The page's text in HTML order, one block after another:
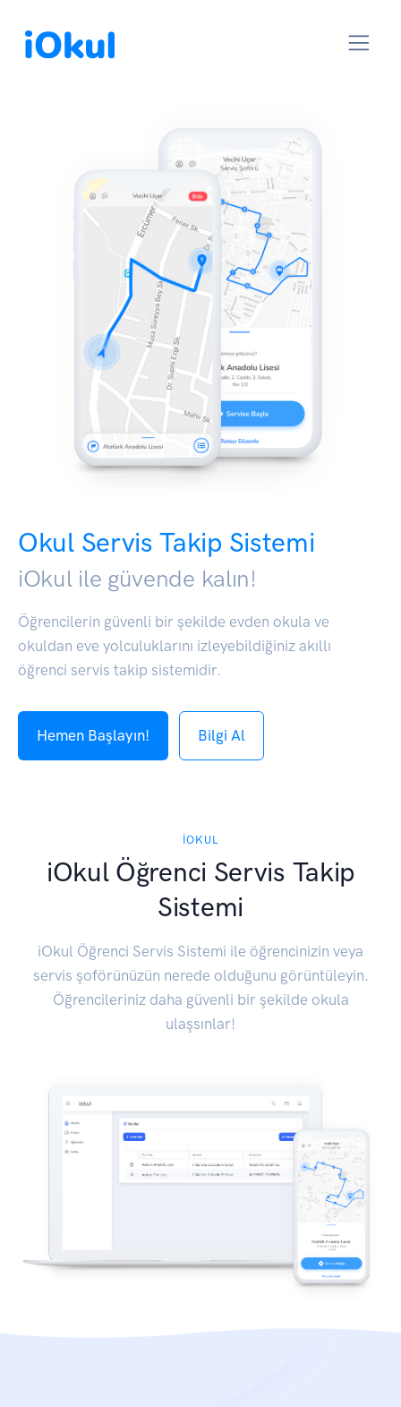
Okul Servis Takip Sistemi
iOkul ile güvende kalın!
Öğrencilerin güvenli bir şekilde evden okula ve
okuldan eve yolculuklarını izleyebildiğiniz akıllı
öğrenci servis takip sistemidir.
Hemen Başlayın! Bilgi Al
IOKUL
iOkul Öğrenci Servis Takip
Sistemi
iOkul Öğrenci Servis Sistemi ile öğrencinizin veya
servis şoförünüzün nerede olduğunu görüntüleyin.
Öğrencileriniz daha güvenli bir şekilde okula
ulaşsınlar!